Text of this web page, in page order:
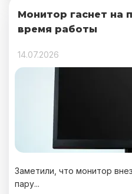
Монитор гаснет на
время работы
14.07.2026
Заметили, что монитор
пару...